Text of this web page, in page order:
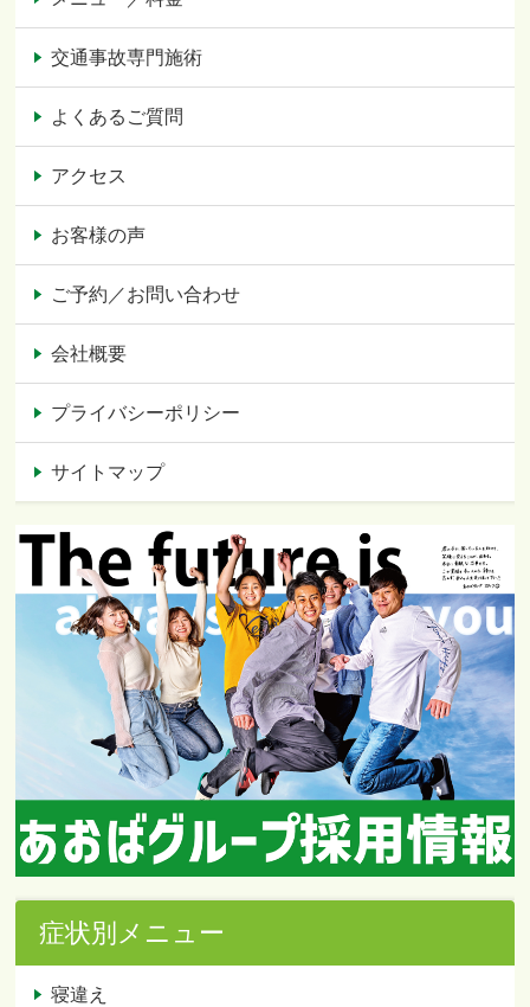
交通事故専門施術
よくあるご質問
アクセス
お客様の声
ご予約／お問い合わせ
会社概要
プライバシーポリシー
サイトマップ
症状別メニュー
寝違え